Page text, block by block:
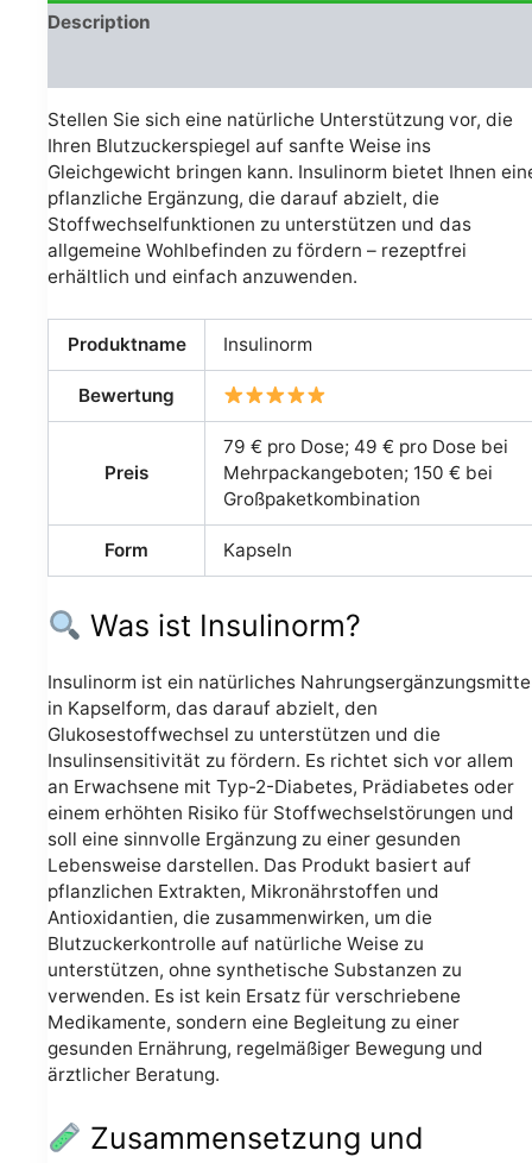
Description
Stellen Sie sich eine natürliche Unterstützung vor, die
Ihren Blutzuckerspiegel auf sanfte Weise ins
Gleichgewicht bringen kann. Insulinorm bietet Ihnen
pflanzliche Ergänzung, die darauf abzielt, die
Stoffwechselfunktionen zu unterstützen und das
allgemeine Wohlbefinden zu fördern – rezeptfrei
erhältlich und einfach anzuwenden.
Produktname Insulinorm
Bewertung
Preis
79 € pro Dose; 49 € pro Dose bei
Mehrpackangeboten; 150 € bei
Großpaketkombination
Form Kapseln
Was ist Insulinorm?
Insulinorm ist ein natürliches
in Kapselform, das darauf abzielt, den
Glukosestoffwechsel zu unterstützen und die
Insulinsensitivität zu fördern. Es richtet sich vor allem
an Erwachsene mit Typ-2-Diabetes, Prädiabetes oder
einem erhöhten Risiko für Stoffwechselstörungen und
soll eine sinnvolle Ergänzung zu einer gesunden
Lebensweise darstellen. Das Produkt basiert auf
pflanzlichen Extrakten, Mikronährstoffen und
Antioxidantien, die zusammenwirken, um die
Blutzuckerkontrolle auf natürliche Weise zu
unterstützen, ohne synthetische Substanzen zu
verwenden. Es ist kein Ersatz für verschriebene
Medikamente, sondern eine Begleitung zu einer
gesunden Ernährung, regelmäßiger Bewegung und
ärztlicher Beratung.
Zusammensetzung und